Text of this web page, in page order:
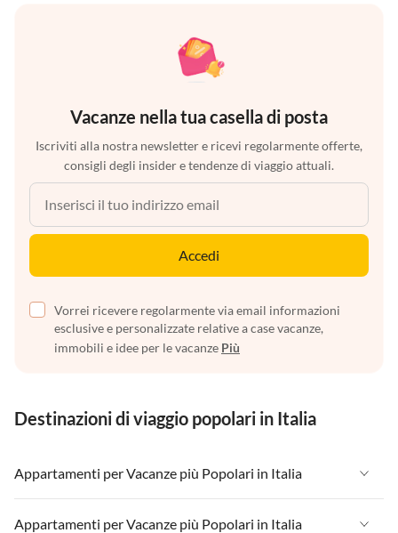
Vacanze nella tua casella di posta
Iscriviti alla nostra newsletter e ricevi regolarmente offerte,
consigli degli insider e tendenze di viaggio attuali.
Accedi
Vorrei ricevere regolarmente via email informazioni
esclusive e personalizzate relative a case vacanze,
immobili e idee per le vacanze Più
Destinazioni di viaggio popolari in Italia
Appartamenti per Vacanze più Popolari in Italia
Appartamenti per Vacanze in Italia
Appartamenti per Vacanze più Popolari in Italia